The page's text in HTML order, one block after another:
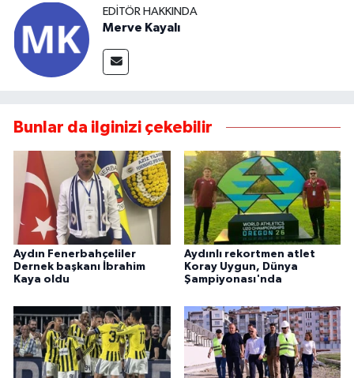
EDITÖR HAKKINDA
Merve Kayalı
Bunlar da ilginizi çekebilir
Aydın Fenerbahçeliler
Dernek başkanı İbrahim
Kaya oldu
Aydınlı rekortmen atlet
Koray Uygun, Dünya
Şampiyonası'nda